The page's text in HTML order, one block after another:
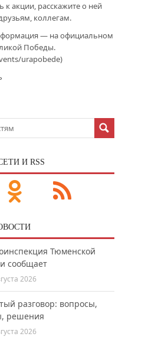
к акции, расскажите о ней
коллегам.
— на официальном
Победы.
urapobede)
И RSS
Тюменской
сообщает
2026
разговор: вопросы,
решения
2026